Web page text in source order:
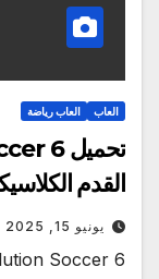
العاب العاب رياضة
القدم
يونيو 15, 2025